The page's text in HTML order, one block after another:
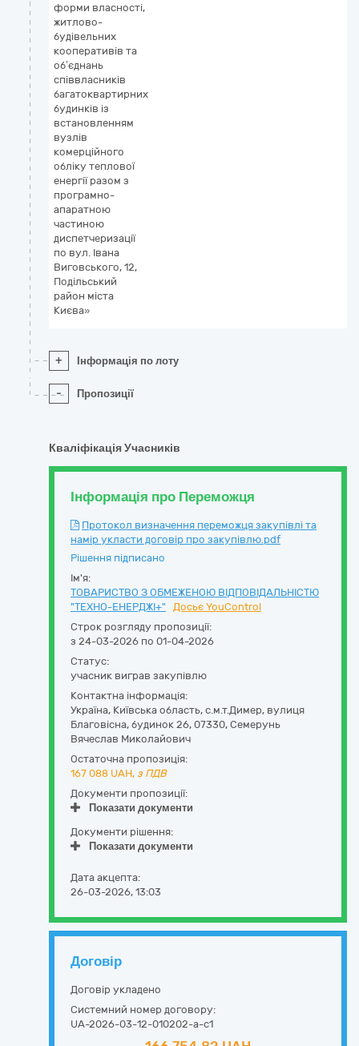
форми власності,
житлово-
будівельних
кооперативів та
об’єднань
співвласників
багатоквартирних
будинків із
встановленням
вузлів
комерційного
обліку теплової
енергії разом з
програмно-
апаратною
частиною
диспетчеризації
по вул. Івана
Виговського, 12,
Подільський
район міста
Києва»
+ Інформація по лоту
- Пропозиції
Кваліфікація Учасників
Інформація про Переможця
Протокол визначення переможця закупівлі та
намір укласти договір про закупівлю.pdf
Рішення підписано
Ім'я:
ТОВАРИСТВО З ОБМЕЖЕНОЮ ВІДПОВІДАЛЬНІСТЮ
"ТЕХНО-ЕНЕРДЖІ+"
Досьє YouControl
Строк розгляду пропозиції:
з 24-03-2026 по 01-04-2026
Статус:
учасник виграв закупівлю
Контактна інформація:
Україна, Київська область, с.м.т.Димер, вулиця
Благовісна, будинок 26, 07330, Семерунь
Вячеслав Миколайович
Остаточна пропозиція:
167 088 UAH, з ПДВ
Документи пропозиції:
Показати документи
Документи рішення:
Показати документи
Дата акцепта:
26-03-2026, 13:03
Договір
Договір укладено
Системний номер договору:
UA-2026-03-12-010202-a-c1